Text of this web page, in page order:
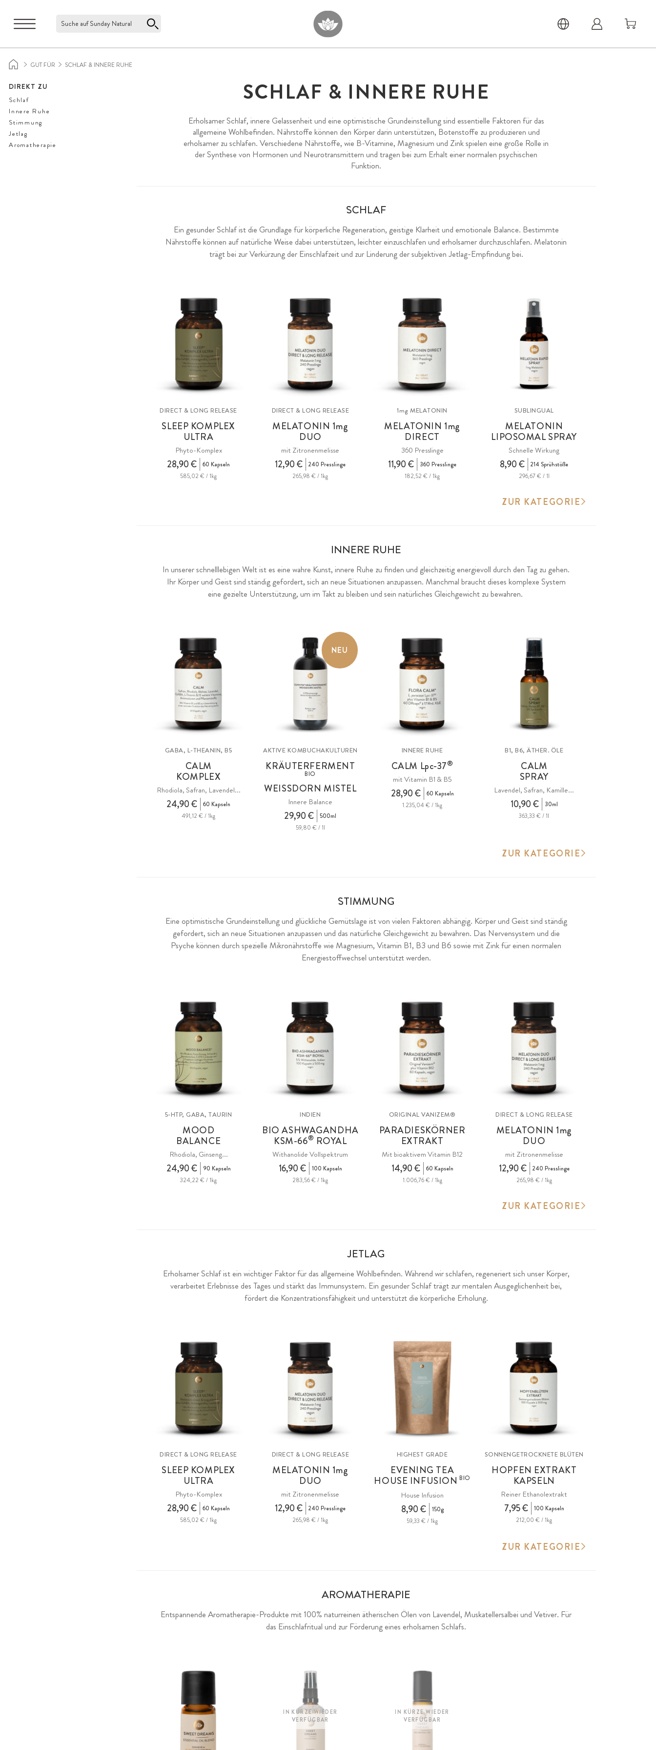
Suche auf Sunday Natural
GUT FÜR SCHLAF & INNERE RUHE
SCHLAF & INNERE RUHE
Erholsamer Schlaf, innere Gelassenheit und eine optimistische Grundeinstellung sind essentielle Faktoren für das
allgemeine Wohlbefinden. Nährstoffe können den Körper darin unterstützen, Botenstoffe zu produzieren und
erholsamer zu schlafen. Verschiedene Nährstoffe, wie B-Vitamine, Magnesium und Zink spielen eine große Rolle in
der Synthese von Hormonen und Neurotransmittern und tragen bei zum Erhalt einer normalen psychischen
Funktion.
SCHLAF
Ein gesunder Schlaf ist die Grundlage für körperliche Regeneration, geistige Klarheit und emotionale Balance. Bestimmte
Nährstoffe können auf natürliche Weise dabei unterstützen, leichter einzuschlafen und erholsamer durchzuschlafen. Melatonin
trägt bei zur Verkürzung der Einschlafzeit und zur Linderung der subjektiven Jetlag-Empfindung bei.
DIRECT & LONG RELEASE
SLEEP KOMPLEX
ULTRA
Phyto-Komplex
28,90 €
60 Kapseln
585,02 € / 1kg
DIRECT & LONG RELEASE
MELATONIN 1mg
DUO
mit Zitronenmelisse
12,90 €
240 Presslinge
265,98 € / 1kg
1mg MELATONIN
MELATONIN 1mg
DIRECT
360 Presslinge
11,90 €
360 Presslinge
182,52 € / 1kg
SUBLINGUAL
MELATONIN
LIPOSOMAL SPRAY
Schnelle Wirkung
8,90 €
214 Sprühstöße
296,67 € / 1l
ZUR KATEGORIE
INNERE RUHE
In unserer schnelllebigen Welt ist es eine wahre Kunst, innere Ruhe zu finden und gleichzeitig energievoll durch den Tag zu gehen.
Ihr Körper und Geist sind ständig gefordert, sich an neue Situationen anzupassen. Manchmal braucht dieses komplexe System
eine gezielte Unterstützung, um im Takt zu bleiben und sein natürliches Gleichgewicht zu bewahren.
GABA, L-THEANIN, B5
CALM
KOMPLEX
Rhodiola, Safran, Lavendel...
24,90 €
60 Kapseln
491,12 € / 1kg
NEU
AKTIVE KOMBUCHAKULTUREN
KRÄUTERFERMENT
BIO
WEISSDORN MISTEL
Innere Balance
29,90 €
500ml
59,80 € / 1l
INNERE RUHE
CALM Lpc-37®
mit Vitamin B1 & B5
28,90 €
60 Kapseln
1.235,04 € / 1kg
B1, B6, ÄTHER. ÖLE
CALM
SPRAY
Lavendel, Safran, Kamille...
10,90 €
30ml
363,33 € / 1l
ZUR KATEGORIE
STIMMUNG
Eine optimistische Grundeinstellung und glückliche Gemütslage ist von vielen Faktoren abhängig. Körper und Geist sind ständig
gefordert, sich an neue Situationen anzupassen und das natürliche Gleichgewicht zu bewahren. Das Nervensystem und die
Psyche können durch spezielle Mikronährstoffe wie Magnesium, Vitamin B1, B3 und B6 sowie mit Zink für einen normalen
Energiestoffwechsel unterstützt werden.
5-HTP, GABA, TAURIN
MOOD
BALANCE
Rhodiola, Ginseng...
24,90 €
90 Kapseln
324,22 € / 1kg
INDIEN
BIO ASHWAGANDHA
KSM-66® ROYAL
Withanolide Vollspektrum
16,90 €
100 Kapseln
283,56 € / 1kg
ORIGINAL VANIZEM®
PARADIESKÖRNER
EXTRAKT
Mit bioaktivem Vitamin B12
14,90 €
60 Kapseln
1.006,76 € / 1kg
DIRECT & LONG RELEASE
MELATONIN 1mg
DUO
mit Zitronenmelisse
12,90 €
240 Presslinge
265,98 € / 1kg
ZUR KATEGORIE
JETLAG
Erholsamer Schlaf ist ein wichtiger Faktor für das allgemeine Wohlbefinden. Während wir schlafen, regeneriert sich unser Körper,
verarbeitet Erlebnisse des Tages und stärkt das Immunsystem. Ein gesunder Schlaf trägt zur mentalen Ausgeglichenheit bei,
fördert die Konzentrationsfähigkeit und unterstützt die körperliche Erholung.
DIRECT & LONG RELEASE
SLEEP KOMPLEX
ULTRA
Phyto-Komplex
28,90 €
60 Kapseln
585,02 € / 1kg
DIRECT & LONG RELEASE
MELATONIN 1mg
DUO
mit Zitronenmelisse
12,90 €
240 Presslinge
265,98 € / 1kg
HIGHEST GRADE
EVENING TEA
HOUSE INFUSIONBIO
House Infusion
8,90 €
150g
59,33 € / 1kg
SONNENGETROCKNETE BLÜTEN
HOPFEN EXTRAKT
KAPSELN
Reiner Ethanolextrakt
7,95 €
100 Kapseln
212,00 € / 1kg
ZUR KATEGORIE
AROMATHERAPIE
Entspannende Aromatherapie-Produkte mit 100% naturreinen ätherischen Ölen von Lavendel, Muskatellersalbei und Vetiver. Für
das Einschlafritual und zur Förderung eines erholsamen Schlafs.
IN KÜRZE WIEDER
VERFÜGBAR
IN KÜRZE WIEDER
VERFÜGBAR
DIREKT ZU
Schlaf
Innere Ruhe
Stimmung
Jetlag
Aromatherapie